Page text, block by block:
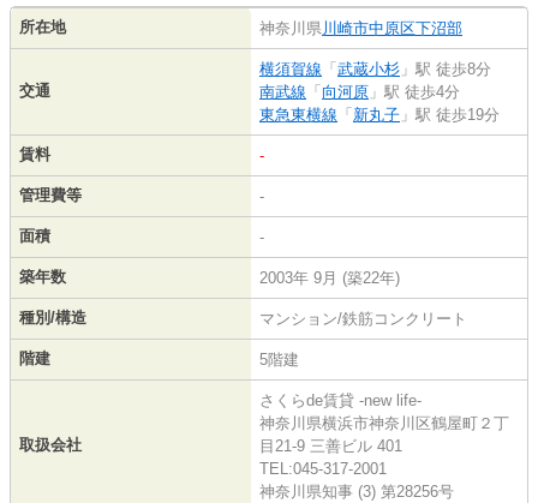
所在地 神奈川県川崎市中原区下沼部
交通
横須賀線 「 武蔵小杉 」駅 徒歩8分
南武線 「 向河原 」駅 徒歩4分
東急東横線 「 新丸子 」駅 徒歩19分
賃料 -
管理費等 -
面積 -
築年数 2003年 9月 (築22年)
種別/構造 マンション/鉄筋コンクリート
階建 5階建
取扱会社
さくらde賃貸 -new life-
神奈川県横浜市神奈川区鶴屋町２丁
目21-9 三善ビル 401
TEL:045-317-2001
神奈川県知事 (3) 第28256号